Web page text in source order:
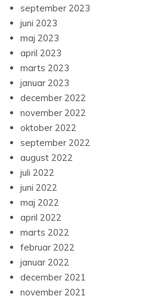
september 2023
juni 2023
maj 2023
april 2023
marts 2023
januar 2023
december 2022
november 2022
oktober 2022
september 2022
august 2022
juli 2022
juni 2022
maj 2022
april 2022
marts 2022
februar 2022
januar 2022
december 2021
november 2021